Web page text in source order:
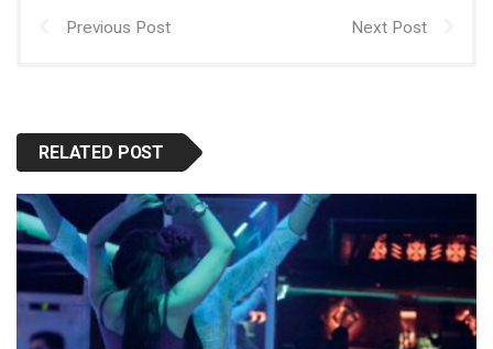
Previous Post Next Post
RELATED POST